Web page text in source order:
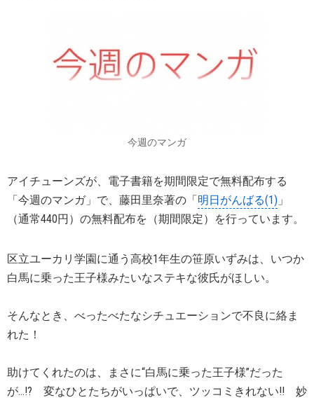
今週のマンガ
アイチューンズが、電子書籍を期間限定で無料配布する
「今週のマンガ」で、藤田里奈著の「明日がんばる(1) 」
（通常440円）の無料配布を（期間限定）を行っています。
区立ユーカリ学園に通う高校1年生の笹原いずみは、いつか
白馬に乗った王子様みたいなステキな彼氏がほしい。
そんなとき、べったべたなシチュエーションで不良に絡ま
れた！
助けてくれたのは、まさに“白馬に乗った王子様”だった
が…!? 変なひとたちがいっぱいで、ツッコミきれない!! 妙